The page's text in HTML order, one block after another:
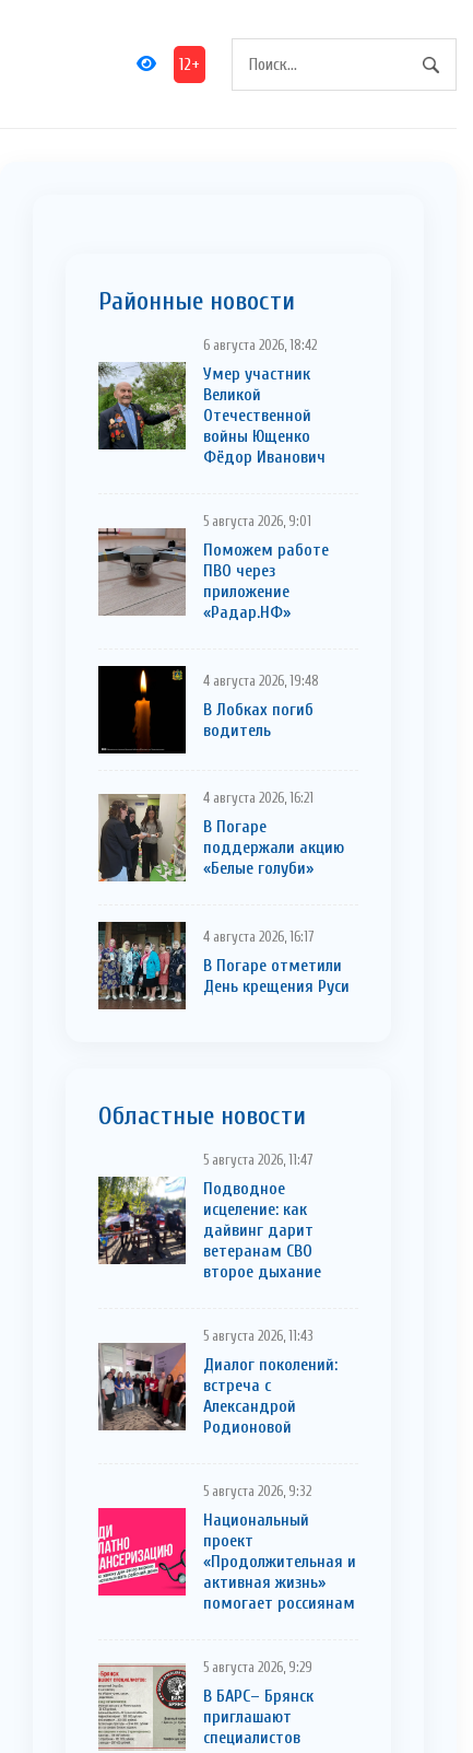
12+
Районные новости
6 августа 2026, 18:42
Умер участник
Великой
Отечественной
войны Ющенко
Фёдор Иванович
5 августа 2026, 9:01
Поможем работе
ПВО через
приложение
«Радар.НФ»
4 августа 2026, 19:48
В Лобках погиб
водитель
4 августа 2026, 16:21
В Погаре
поддержали акцию
«Белые голуби»
4 августа 2026, 16:17
В Погаре отметили
День крещения Руси
Областные новости
5 августа 2026, 11:47
Подводное
исцеление: как
дайвинг дарит
ветеранам СВО
второе дыхание
5 августа 2026, 11:43
Диалог поколений:
встреча с
Александрой
Родионовой
5 августа 2026, 9:32
Национальный
проект
«Продолжительная и
активная жизнь»
помогает россиянам
5 августа 2026, 9:29
В БАРС– Брянcк
приглaшают
cпециaлистoв